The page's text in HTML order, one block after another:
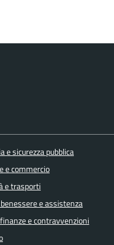
e sicurezza pubblica
e commercio
e trasporti
e assistenza
e contravvenzioni